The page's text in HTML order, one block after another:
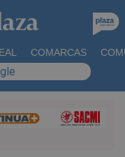
COMARCAS